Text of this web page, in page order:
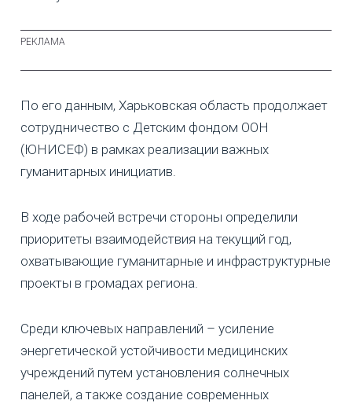
По его данным, Харьковская область продолжает
сотрудничество с Детским фондом ООН
(ЮНИСЕФ) в рамках реализации важных
гуманитарных инициатив.
В ходе рабочей встречи стороны определили
приоритеты взаимодействия на текущий год,
охватывающие гуманитарные и инфраструктурные
проекты в громадах региона.
Среди ключевых направлений – усиление
энергетической устойчивости медицинских
учреждений путем установления солнечных
панелей, а также создание современных